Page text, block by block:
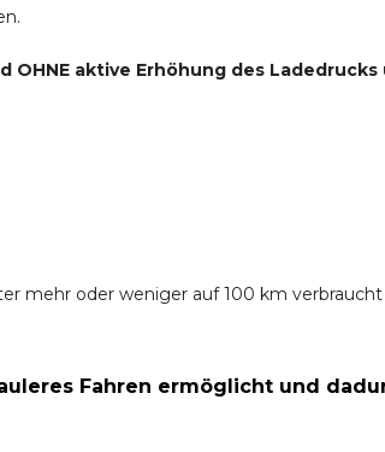
OHNE aktive Erhöhung des Ladedrucks
mehr oder weniger auf 100 km
Fahren ermöglicht und